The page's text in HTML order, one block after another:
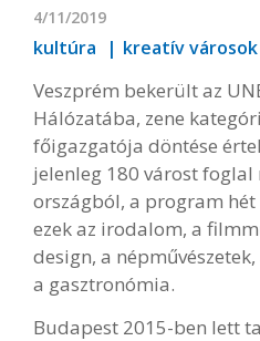
4/11/2019
kultúra kreatív
Veszprém bekerült az
Hálózatába, zene
főigazgatója döntése
jelenleg 180 várost foglal
országból, a program
ezek az irodalom, a
design, a
a gasztronómia.
Budapest 2015-ben lett